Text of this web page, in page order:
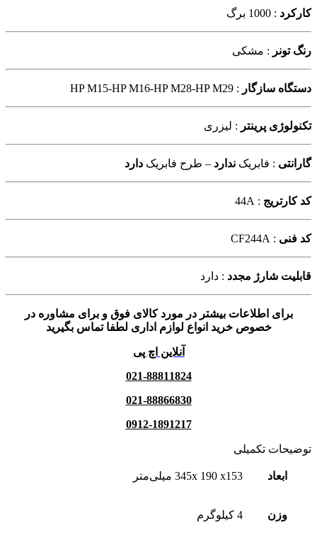
کارکرد : 1000 برگ
رنگ تونر : مشکی
دستگاه سازگار : HP M15-HP M16-HP M28-HP M29
تکنولوژی پرینتر : لیزری
گارانتی : فابریک ندارد – طرح فابریک دارد
کد کارتریج : 44A
کد فنی : CF244A
قابلیت شارژ مجدد : دارد
برای اطلاعات بیشتر در مورد کالای فوق و برای مشاوره در
خصوص خرید انواع لوازم اداری لطفا تماس بگیرید
آنلاین اچ پی
021-88811824
021-88866830
0912-1891217
توضیحات تکمیلی
ابعاد 345x 190 x153 میلی‌متر
وزن 4 کیلوگرم